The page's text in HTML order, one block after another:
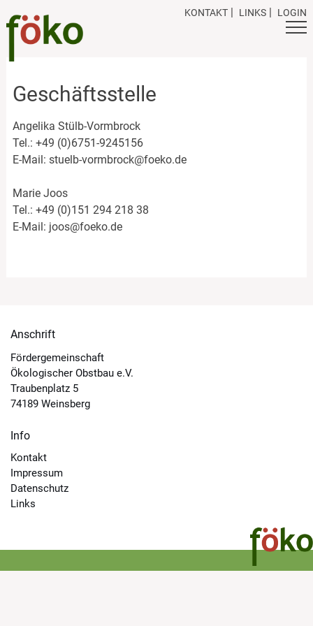
to
content
KONTAKT LINKS LOGIN
Geschäftsstelle
Angelika Stülb-Vormbrock
Tel.: +49 (0)6751-9245156
E-Mail: stuelb-vormbrock@foeko.de
Marie Joos
Tel.: +49 (0)151 294 218 38
E-Mail: joos@foeko.de
Anschrift
Fördergemeinschaft
Ökologischer Obstbau e.V.
Traubenplatz 5
74189 Weinsberg
Info
Kontakt
Impressum
Datenschutz
Links